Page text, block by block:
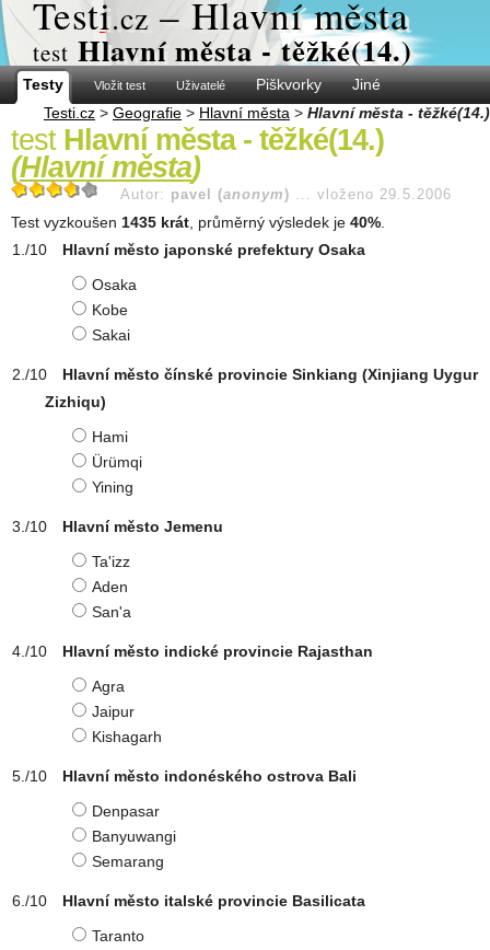
Testi.cz – Hlavní města
test Hlavní města - těžké(14.)
Testy Vložit test Uživatelé Piškvorky
Jiné
Testi.cz > Geografie > Hlavní města > Hlavní města - těžké(14.)
test Hlavní města - těžké(14.)
(Hlavní města)
Autor: pavel (anonym ) ... vloženo 29.5.2006
Test vyzkoušen 1435 krát , průměrný výsledek je 40%
Hlavní město japonské prefektury Osaka
Osaka
Kobe
Sakai
Hlavní město čínské provincie Sinkiang (Xinjiang Uygur
Zizhiqu)
Hami
Ürümqi
Yining
Hlavní město Jemenu
Ta'izz
Aden
San'a
Hlavní město indické provincie Rajasthan
Agra
Jaipur
Kishagarh
Hlavní město indonéského ostrova Bali
Denpasar
Banyuwangi
Semarang
Hlavní město italské provincie Basilicata
Taranto